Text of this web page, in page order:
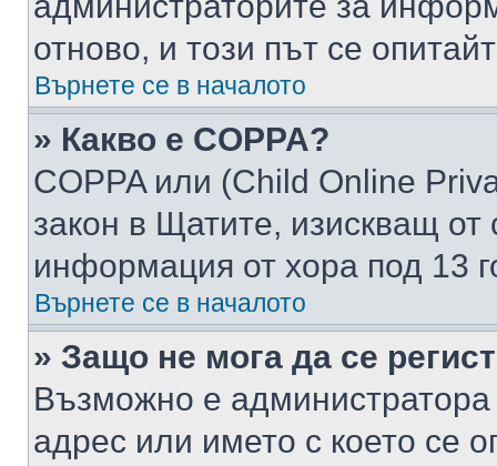
отново, и този път се
Върнете се в началото
» Какво е COPPA?
COPPA или (Child Online
закон в Щатите, изискващ от
информация от хора под 13
Върнете се в началото
» Защо не мога да се
Възможно е
адрес или името с което се